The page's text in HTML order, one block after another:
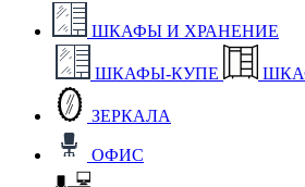
ШКАФЫ И ХРАНЕНИЕ
ШКАФЫ-КУПЕ
ЗЕРКАЛА
ОФИС